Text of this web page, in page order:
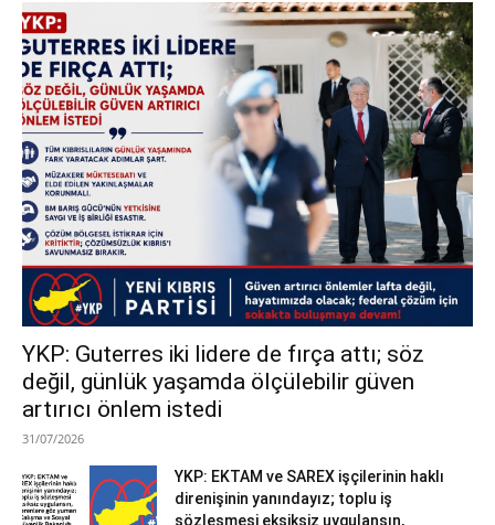
YKP: Guterres iki lidere de fırça attı; söz
değil, günlük yaşamda ölçülebilir güven
artırıcı önlem istedi
31/07/2026
YKP: EKTAM ve SAREX işçilerinin haklı
direnişinin yanındayız; toplu iş
sözleşmesi eksiksiz uygulansın,